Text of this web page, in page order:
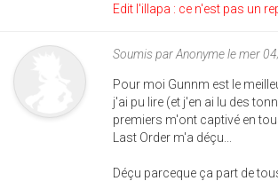
Edit l'illapa : ce n'est pas un
Soumis parAnonymele mer
Pour moi Gunnm est le
j'ai pu lire (et j'en ai lu des
premiers m'ont captivé en
Last Order m'a déçu...
Déçu parceque ça part de